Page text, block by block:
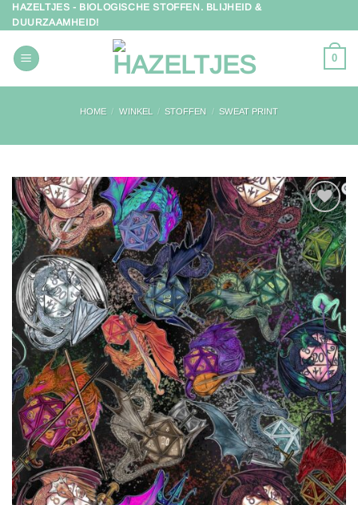
Ga
naar
inhoud
HAZELTJES - BIOLOGISCHE STOFFEN. BLIJHEID &
DUURZAAMHEID!
0
HOME / WINKEL / STOFFEN / SWEAT PRINT
Toevoegen
aan
verlanglijst